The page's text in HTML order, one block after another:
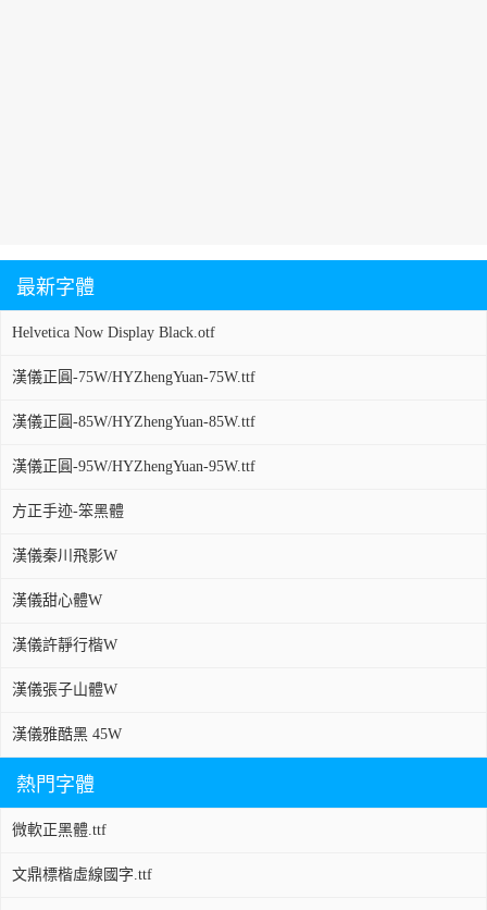
最新字體
Helvetica Now Display Black.otf
漢儀正圓-75W/HYZhengYuan-75W.ttf
漢儀正圓-85W/HYZhengYuan-85W.ttf
漢儀正圓-95W/HYZhengYuan-95W.ttf
方正手迹-笨黑體
漢儀秦川飛影W
漢儀甜心體W
漢儀許靜行楷W
漢儀張子山體W
漢儀雅酷黑 45W
熱門字體
微軟正黑體.ttf
文鼎標楷虛線國字.ttf